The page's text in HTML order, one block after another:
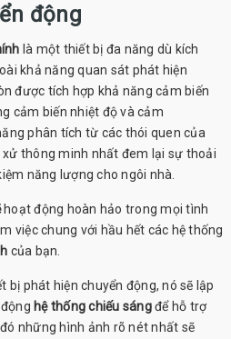
động
là một thiết bị đa năng dù kích
khả năng quan sát phát hiện
được tích hợp khả năng cảm biến
cảm biến nhiệt độ và cảm
phân tích từ các thói quen của
thông minh nhất đem lại sự thoải
năng lượng cho ngôi nhà.
hoạt động hoàn hảo trong mọi tình
việc chung với hầu hết các hệ thống
của bạn.
bị phát hiện chuyển động, nó sẽ lập
hệ thống chiếu sángđể hỗ trợ
những hình ảnh rõ nét nhất sẽ